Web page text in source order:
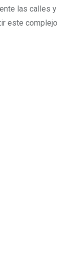
las calles y
este complejo